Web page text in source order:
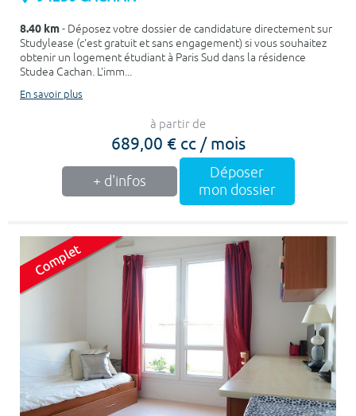
8.40 km- Déposez votre dossier de candidature directement sur
Studylease (c'est gratuit et sans engagement) si vous souhaitez
obtenir un logement étudiant à Paris Sud dans la résidence
Studea Cachan. L'imm...
En savoir plus
à partir de
689,00 € cc / mois
+ d'infos
Déposer
mon dossier